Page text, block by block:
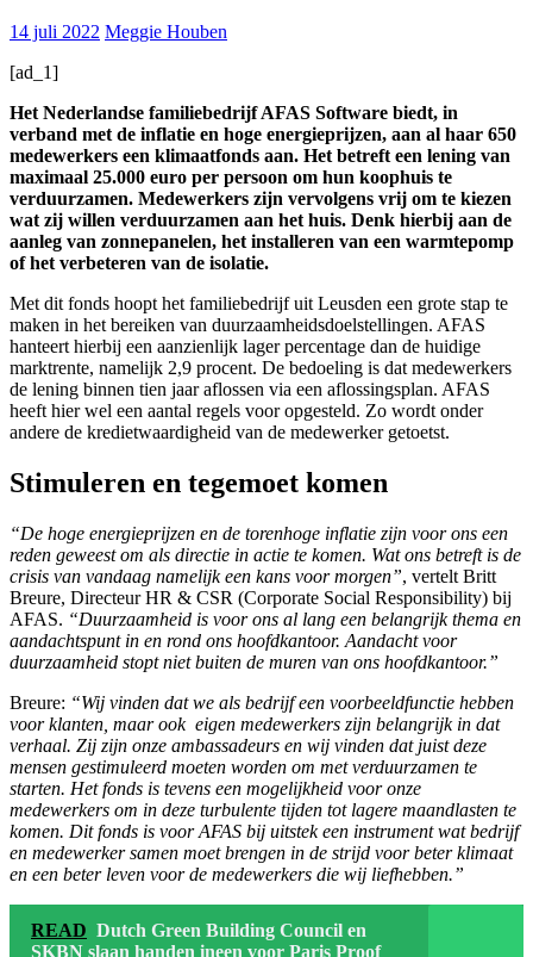
14 juli 2022 Meggie Houben
[ad_1]
Het Nederlandse familiebedrijf AFAS Software biedt, in
verband met de inflatie en hoge energieprijzen, aan al haar 650
medewerkers een klimaatfonds aan. Het betreft een lening van
maximaal 25.000 euro per persoon om hun koophuis te
verduurzamen. Medewerkers zijn vervolgens vrij om te kiezen
wat zij willen verduurzamen aan het huis. Denk hierbij aan de
aanleg van zonnepanelen, het installeren van een warmtepomp
of het verbeteren van de isolatie.
Met dit fonds hoopt het familiebedrijf uit Leusden een grote stap te
maken in het bereiken van duurzaamheidsdoelstellingen. AFAS
hanteert hierbij een aanzienlijk lager percentage dan de huidige
marktrente, namelijk 2,9 procent. De bedoeling is dat medewerkers
de lening binnen tien jaar aflossen via een aflossingsplan. AFAS
heeft hier wel een aantal regels voor opgesteld. Zo wordt onder
andere de kredietwaardigheid van de medewerker getoetst.
Stimuleren en tegemoet komen
“De hoge energieprijzen en de torenhoge inflatie zijn voor ons een
reden geweest om als directie in actie te komen. Wat ons betreft is de
crisis van vandaag namelijk een kans voor morgen”, vertelt Britt
Breure, Directeur HR & CSR (Corporate Social Responsibility) bij
AFAS. “Duurzaamheid is voor ons al lang een belangrijk thema en
aandachtspunt in en rond ons hoofdkantoor. Aandacht voor
duurzaamheid stopt niet buiten de muren van ons hoofdkantoor.”
Breure: “Wij vinden dat we als bedrijf een voorbeeldfunctie hebben
voor klanten, maar ook eigen medewerkers zijn belangrijk in dat
verhaal. Zij zijn onze ambassadeurs en wij vinden dat juist deze
mensen gestimuleerd moeten worden om met verduurzamen te
starten. Het fonds is tevens een mogelijkheid voor onze
medewerkers om in deze turbulente tijden tot lagere maandlasten te
komen. Dit fonds is voor AFAS bij uitstek een instrument wat bedrijf
en medewerker samen moet brengen in de strijd voor beter klimaat
en een beter leven voor de medewerkers die wij liefhebben.”
READ Dutch Green Building Council en
SKBN slaan handen ineen voor Paris Proof